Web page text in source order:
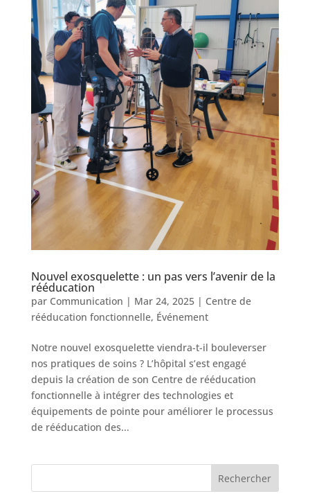
Nouvel exosquelette : un pas vers l’avenir de la
rééducation
par Communication | Mar 24, 2025| Centre de
rééducation fonctionnelle, Événement
Notre nouvel exosquelette viendra-t-il bouleverser
nos pratiques de soins ? L’hôpital s’est engagé
depuis la création de son Centre de rééducation
fonctionnelle à intégrer des technologies et
équipements de pointe pour améliorer le processus
de rééducation des...
Rechercher